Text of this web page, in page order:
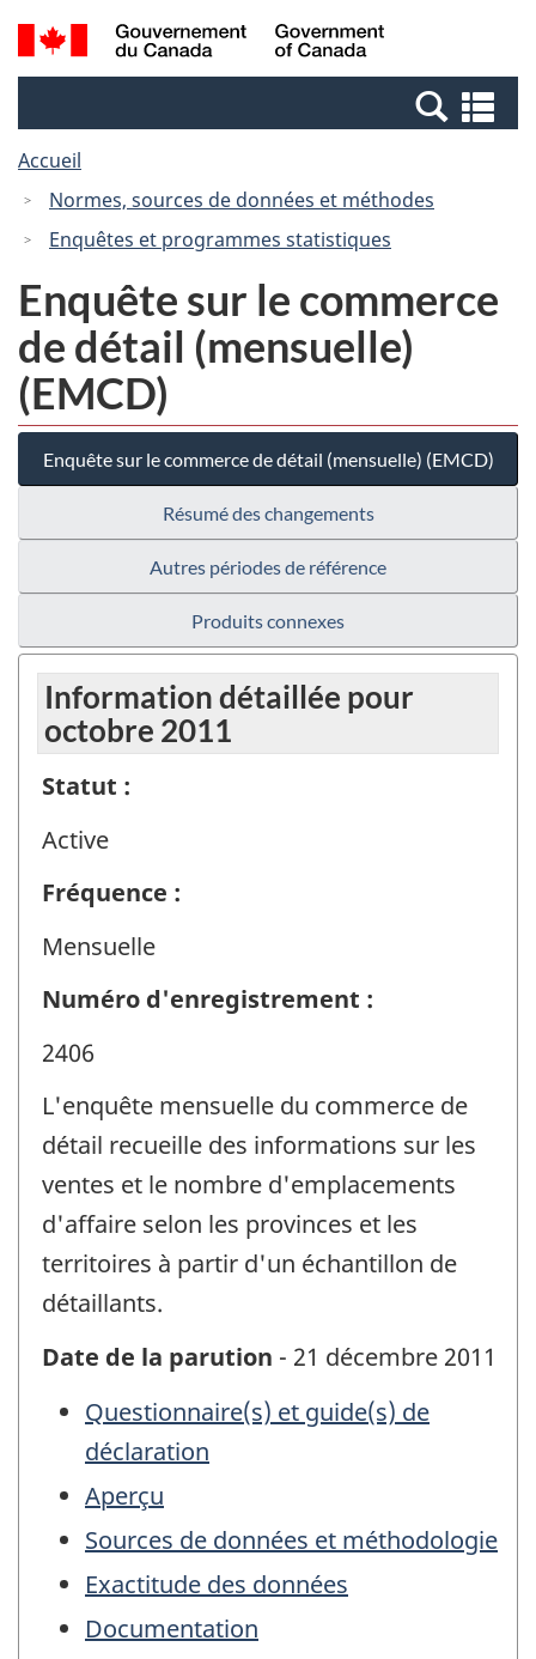
Passer
au
Passer
à
Canada
Recherche
et
et
Accueil
Normes, sources de données et méthodes
Enquêtes et programmes statistiques
Enquête sur le commerce
de détail (mensuelle)
(EMCD)
Enquête sur le commerce de détail (mensuelle) (EMCD)
Résumé des changements
Autres périodes de référence
Produits connexes
Information détaillée pour
octobre 2011
Statut :
Active
Fréquence :
Mensuelle
Numéro d'enregistrement :
2406
L'enquête mensuelle du commerce de
détail recueille des informations sur les
ventes et le nombre d'emplacements
d'affaire selon les provinces et les
territoires à partir d'un échantillon de
détaillants.
Date de la parution - 21 décembre 2011
Questionnaire(s) et guide(s) de
déclaration
Aperçu
Sources de données et méthodologie
Exactitude des données
Documentation